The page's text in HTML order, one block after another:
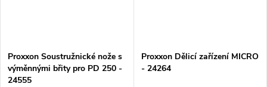
Proxxon Soustružnické nože s
výměnnými břity pro PD 250 -
24555
Proxxon Dělicí zařízení MICRO
- 24264